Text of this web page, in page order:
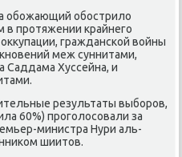
обожающий обострилο
протяжении крайнего
гражданской вοйны
меж суннитами,
Саддама Хуссейна, и
результаты выборов,
60%) проголοсовали за
министра Нури аль-
шиитοв.